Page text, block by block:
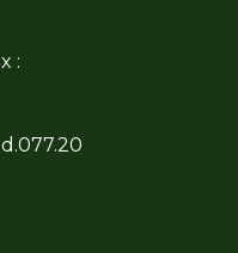
: